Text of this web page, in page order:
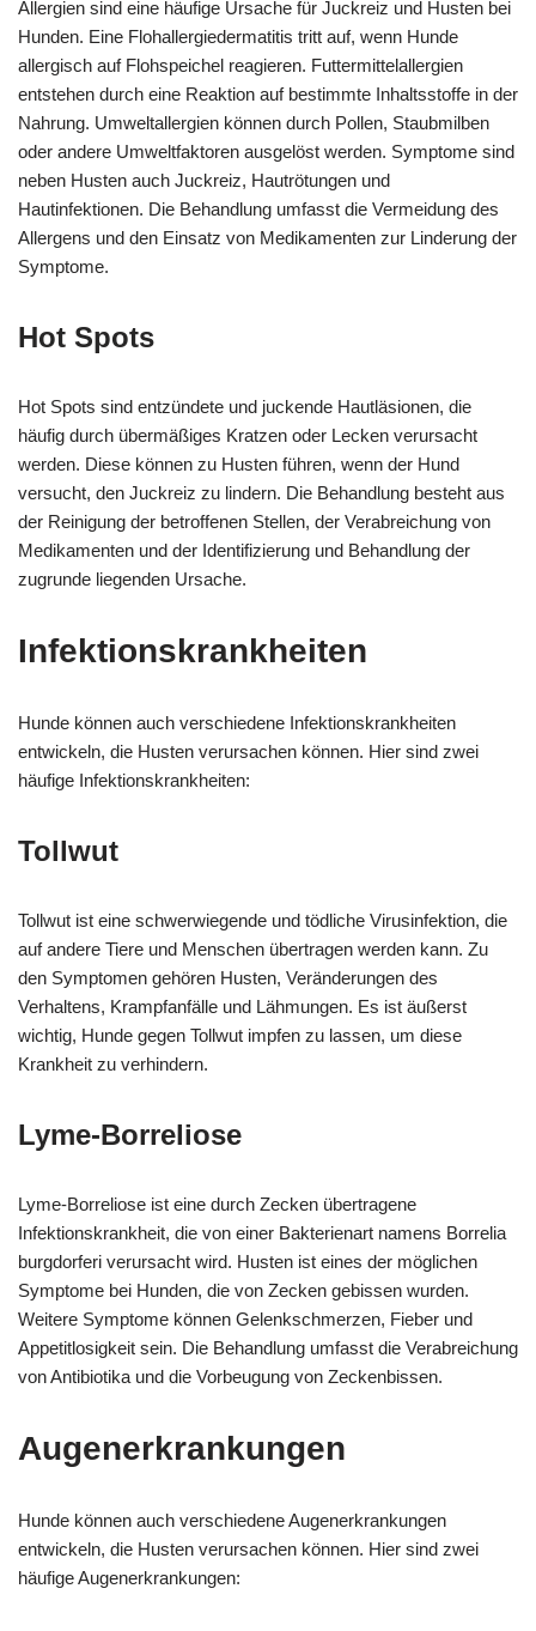
Allergien sind eine häufige Ursache für Juckreiz und Husten bei
Hunden. Eine Flohallergiedermatitis tritt auf, wenn Hunde
allergisch auf Flohspeichel reagieren. Futtermittelallergien
entstehen durch eine Reaktion auf bestimmte Inhaltsstoffe in der
Nahrung. Umweltallergien können durch Pollen, Staubmilben
oder andere Umweltfaktoren ausgelöst werden. Symptome sind
neben Husten auch Juckreiz, Hautrötungen und
Hautinfektionen. Die Behandlung umfasst die Vermeidung des
Allergens und den Einsatz von Medikamenten zur Linderung der
Symptome.
Hot Spots
Hot Spots sind entzündete und juckende Hautläsionen, die
häufig durch übermäßiges Kratzen oder Lecken verursacht
werden. Diese können zu Husten führen, wenn der Hund
versucht, den Juckreiz zu lindern. Die Behandlung besteht aus
der Reinigung der betroffenen Stellen, der Verabreichung von
Medikamenten und der Identifizierung und Behandlung der
zugrunde liegenden Ursache.
Infektionskrankheiten
Hunde können auch verschiedene Infektionskrankheiten
entwickeln, die Husten verursachen können. Hier sind zwei
häufige Infektionskrankheiten:
Tollwut
Tollwut ist eine schwerwiegende und tödliche Virusinfektion, die
auf andere Tiere und Menschen übertragen werden kann. Zu
den Symptomen gehören Husten, Veränderungen des
Verhaltens, Krampfanfälle und Lähmungen. Es ist äußerst
wichtig, Hunde gegen Tollwut impfen zu lassen, um diese
Krankheit zu verhindern.
Lyme-Borreliose
Lyme-Borreliose ist eine durch Zecken übertragene
Infektionskrankheit, die von einer Bakterienart namens Borrelia
burgdorferi verursacht wird. Husten ist eines der möglichen
Symptome bei Hunden, die von Zecken gebissen wurden.
Weitere Symptome können Gelenkschmerzen, Fieber und
Appetitlosigkeit sein. Die Behandlung umfasst die Verabreichung
von Antibiotika und die Vorbeugung von Zeckenbissen.
Augenerkrankungen
Hunde können auch verschiedene Augenerkrankungen
entwickeln, die Husten verursachen können. Hier sind zwei
häufige Augenerkrankungen: